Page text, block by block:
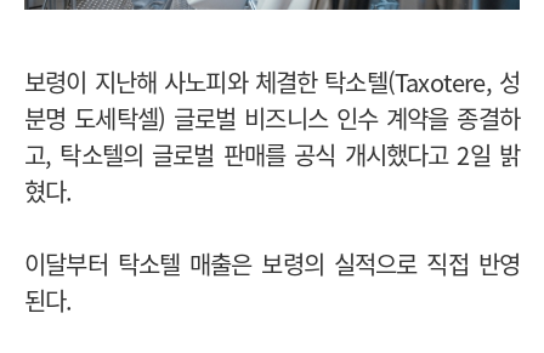
보령이 지난해 사노피와 체결한 탁소텔(Taxotere, 성
분명 도세탁셀) 글로벌 비즈니스 인수 계약을 종결하
고, 탁소텔의 글로벌 판매를 공식 개시했다고 2일 밝
혔다.
이달부터 탁소텔 매출은 보령의 실적으로 직접 반영
된다.